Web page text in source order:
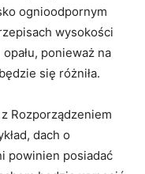
ognioodpornym
wysokości
ponieważ na
się różniła.
Rozporządzeniem
dach o
powinien posiadać